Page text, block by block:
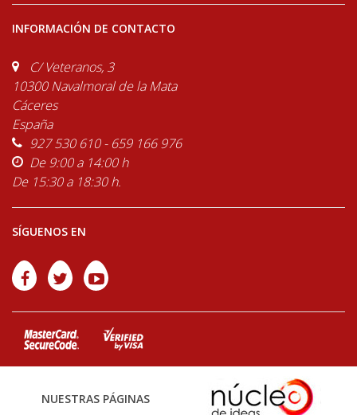
INFORMACIÓN DE CONTACTO
C/ Veteranos, 3
10300 Navalmoral de la Mata
Cáceres
España
927 530 610 - 659 166 976
De 9:00 a 14:00 h
De 15:30 a 18:30 h.
SÍGUENOS EN
NUESTRAS PÁGINAS